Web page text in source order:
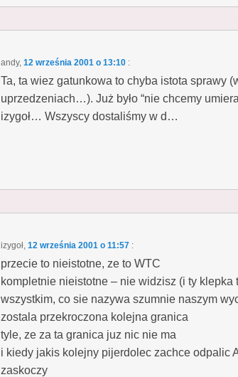
andy, 12 września 2001 o 13:10 :
Ta, ta wiez gatunkowa to chyba istota sprawy
uprzedzeniach…). Już było “nie chcemy
izygoł… Wszyscy dostaliśmy w d…
izygoł, 12 września 2001 o 11:57 :
przecie to nieistotne, ze to WTC
kompletnie nieistotne – nie widzisz (i ty klepka
wszystkim, co sie nazywa szumnie naszym
zostala przekroczona kolejna granica
tyle, ze za ta granica juz nic nie ma
i kiedy jakis kolejny pijerdolec zachce odpalic
zaskoczy